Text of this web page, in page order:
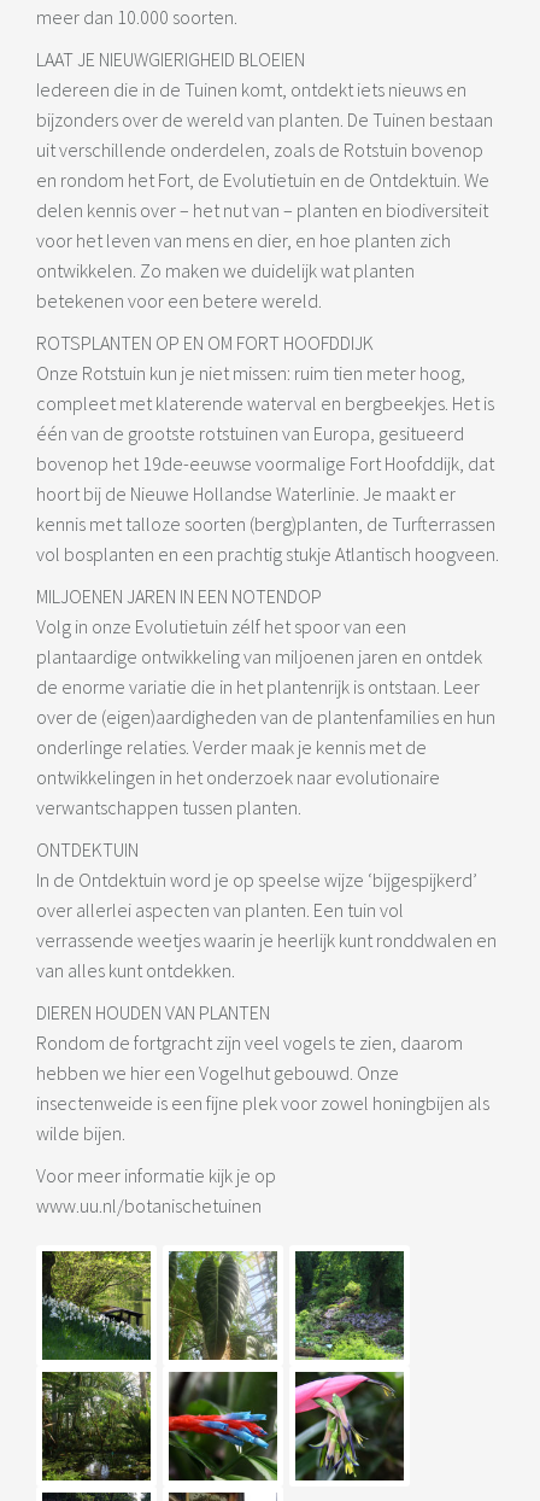
meer dan 10.000 soorten.
LAAT JE NIEUWGIERIGHEID BLOEIEN
Iedereen die in de Tuinen komt, ontdekt iets nieuws en
bijzonders over de wereld van planten. De Tuinen bestaan
uit verschillende onderdelen, zoals de Rotstuin bovenop
en rondom het Fort, de Evolutietuin en de Ontdektuin. We
delen kennis over – het nut van – planten en biodiversiteit
voor het leven van mens en dier, en hoe planten zich
ontwikkelen. Zo maken we duidelijk wat planten
betekenen voor een betere wereld.
ROTSPLANTEN OP EN OM FORT HOOFDDIJK
Onze Rotstuin kun je niet missen: ruim tien meter hoog,
compleet met klaterende waterval en bergbeekjes. Het is
één van de grootste rotstuinen van Europa, gesitueerd
bovenop het 19de-eeuwse voormalige Fort Hoofddijk, dat
hoort bij de Nieuwe Hollandse Waterlinie. Je maakt er
kennis met talloze soorten (berg)planten, de Turfterrassen
vol bosplanten en een prachtig stukje Atlantisch hoogveen.
MILJOENEN JAREN IN EEN NOTENDOP
Volg in onze Evolutietuin zélf het spoor van een
plantaardige ontwikkeling van miljoenen jaren en ontdek
de enorme variatie die in het plantenrijk is ontstaan. Leer
over de (eigen)aardigheden van de plantenfamilies en hun
onderlinge relaties. Verder maak je kennis met de
ontwikkelingen in het onderzoek naar evolutionaire
verwantschappen tussen planten.
ONTDEKTUIN
In de Ontdektuin word je op speelse wijze ‘bijgespijkerd’
over allerlei aspecten van planten. Een tuin vol
verrassende weetjes waarin je heerlijk kunt ronddwalen en
van alles kunt ontdekken.
DIEREN HOUDEN VAN PLANTEN
Rondom de fortgracht zijn veel vogels te zien, daarom
hebben we hier een Vogelhut gebouwd. Onze
insectenweide is een fijne plek voor zowel honingbijen als
wilde bijen.
Voor meer informatie kijk je op
www.uu.nl/botanischetuinen